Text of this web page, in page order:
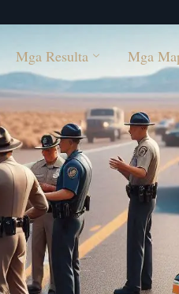
Mga Resulta Mga